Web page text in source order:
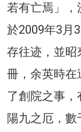
若有亡焉」，
於2009年3月
存往迹，並昭
冊，余英時在
了創院之事，
陽九之厄，數